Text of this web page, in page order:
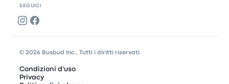
SEGUICI
© 2026 Busbud Inc., Tutti i diritti riservati
Condizioni d'uso
Privacy